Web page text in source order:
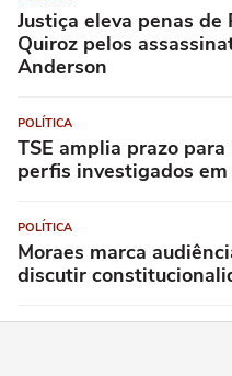
Justiça eleva penas de
Quiroz pelos
Anderson
POLÍTICA
TSE amplia prazo
perfis investigados em
POLÍTICA
Moraes marca
discutir